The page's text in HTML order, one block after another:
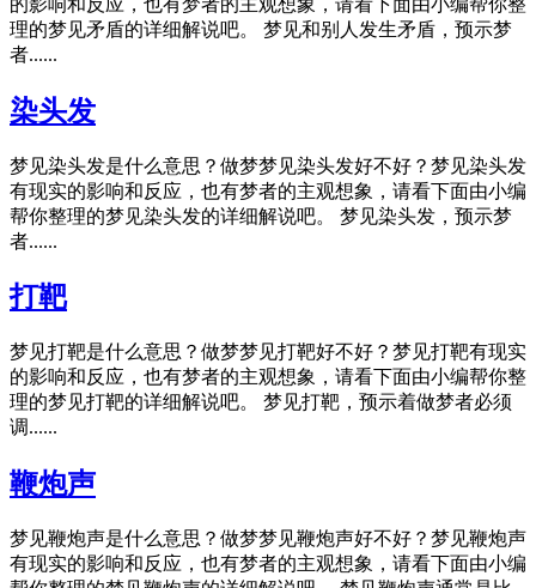
理的梦见矛盾的详细解说吧。 梦见和别人发生矛盾，预示梦
者......
染头发
梦见染头发是什么意思？做梦梦见染头发好不好？梦见染头发
有现实的影响和反应，也有梦者的主观想象，请看下面由小编
帮你整理的梦见染头发的详细解说吧。 梦见染头发，预示梦
者......
打靶
梦见打靶是什么意思？做梦梦见打靶好不好？梦见打靶有现实
的影响和反应，也有梦者的主观想象，请看下面由小编帮你整
理的梦见打靶的详细解说吧。 梦见打靶，预示着做梦者必须
调......
鞭炮声
梦见鞭炮声是什么意思？做梦梦见鞭炮声好不好？梦见鞭炮声
有现实的影响和反应，也有梦者的主观想象，请看下面由小编